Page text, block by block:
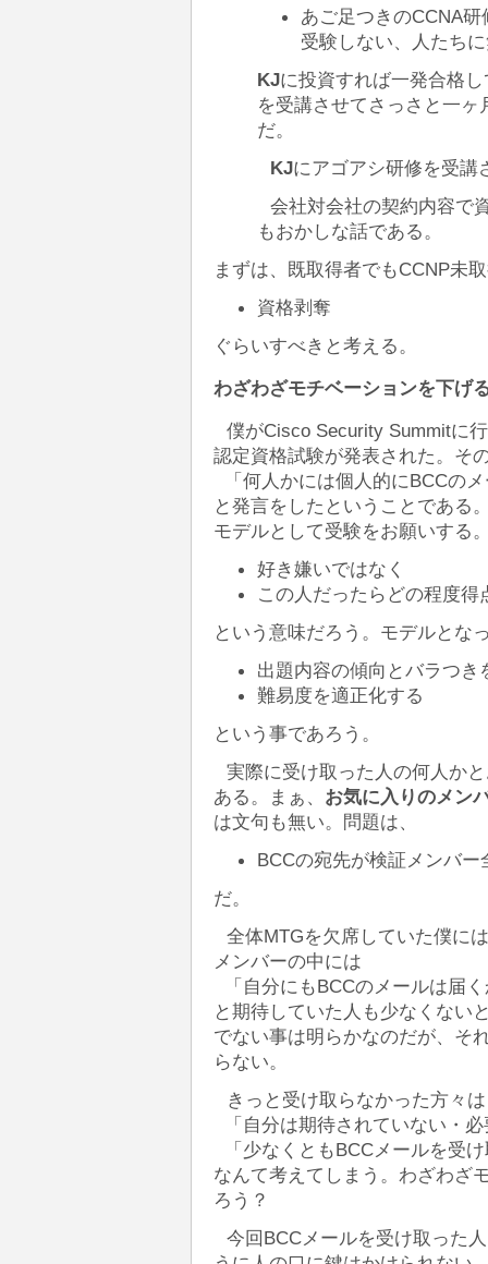
あご足つきのCCNA
受験しない、人たち
KJに投資すれば一発合格
を受講させてさっさと一
だ。
KJにアゴアシ研修を受講
会社対会社の契約内容で
もおかしな話である。
まずは、既取得者でもCCNP未
資格剥奪
ぐらいすべきと考える。
わざわざモチベーションを下げ
僕がCisco Security Summitに
認定資格試験が発表された。そ
「何人かには個人的にBCCの
と発言をしたということである
モデルとして受験をお願いする
好き嫌いではなく
この人だったらどの程度
という意味だろう。モデルとな
出題内容の傾向とバラつき
難易度を適正化する
という事であろう。
実際に受け取った人の何人か
ある。まぁ、 お気に入りのメン
は文句も無い。問題は、
BCCの宛先が検証メンバ
だ。
全体MTGを欠席していた僕に
メンバーの中には
「自分にもBCCのメールは届
と期待していた人も少なくない
でない事は明らかなのだが、そ
らない。
きっと受け取らなかった方々は
「自分は期待されていない・
「少なくともBCCメールを受
なんて考えてしまう。わざわざ
ろう？
今回BCCメールを受け取った